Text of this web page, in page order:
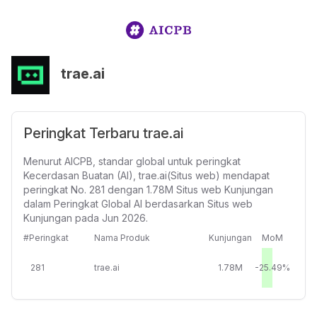
trae.ai
Peringkat Terbaru trae.ai
Menurut AICPB, standar global untuk peringkat
Kecerdasan Buatan (AI), trae.ai(Situs web) mendapat
peringkat No. 281 dengan 1.78M Situs web Kunjungan
dalam Peringkat Global AI berdasarkan Situs web
Kunjungan pada Jun 2026.
#Peringkat Nama Produk Kunjungan MoM
281 trae.ai 1.78M -25.49%